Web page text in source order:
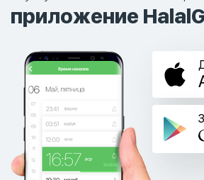
приложение